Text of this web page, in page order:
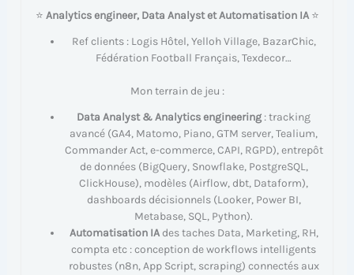
⭐ Analytics engineer, Data Analyst et Automatisation IA⭐
Ref clients : Logis Hôtel, Yelloh Village, BazarChic,
Fédération Football Français, Texdecor…
Mon terrain de jeu :
Data Analyst & Analytics engineering : tracking
avancé (GA4, Matomo, Piano, GTM server, Tealium,
Commander Act, e-commerce, CAPI, RGPD), entrepôt
de données (BigQuery, Snowflake, PostgreSQL,
ClickHouse), modèles (Airflow, dbt, Dataform),
dashboards décisionnels (Looker, Power BI,
Metabase, SQL, Python).
Automatisation IAdes taches Data, Marketing, RH,
compta etc : conception de workflows intelligents
robustes (n8n, App Script, scraping) connectés aux